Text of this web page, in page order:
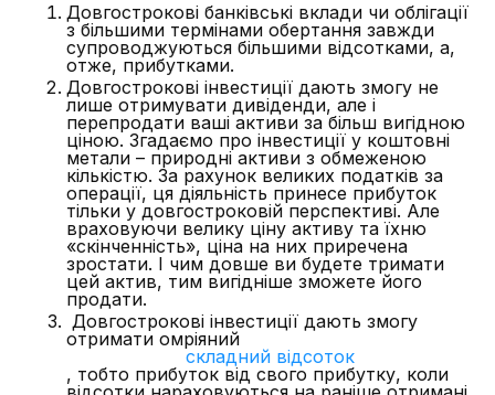
Довгострокові банківські вклади чи облігації
з більшими термінами обертання завжди
супроводжуються більшими відсотками, а,
отже, прибутками.
Довгострокові інвестиції дають змогу не
лише отримувати дивіденди, але і
перепродати ваші активи за більш вигідною
ціною. Згадаємо про інвестиції у коштовні
метали – природні активи з обмеженою
кількістю. За рахунок великих податків за
операції, ця діяльність принесе прибуток
тільки у довгостроковій перспективі. Але
враховуючи велику ціну активу та їхню
«скінченність», ціна на них приречена
зростати. І чим довше ви будете тримати
цей актив, тим вигідніше зможете його
продати.
Довгострокові інвестиції дають змогу
отримати омріяний
складний відсоток
, тобто прибуток від свого прибутку, коли